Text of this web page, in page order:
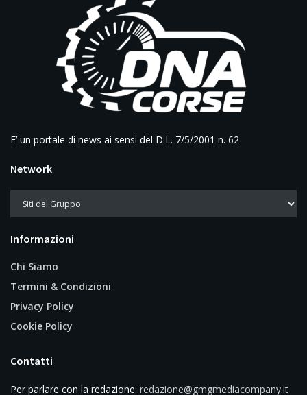
E’ un portale di news ai sensi del D.L. 7/5/2001 n. 62
Network
Informazioni
Chi Siamo
Termini & Condizioni
Privacy Policy
Cookie Policy
Contatti
Per parlare con la redazione: redazione@gmgmediacompany.it